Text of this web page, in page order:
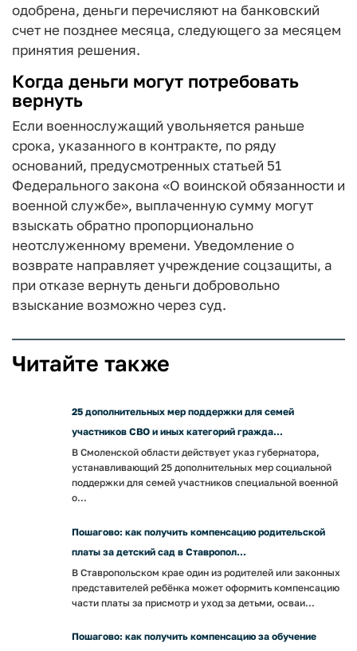
одобрена, деньги перечисляют на банковский
счет не позднее месяца, следующего за месяцем
принятия решения.
Когда деньги могут потребовать
вернуть
Если военнослужащий увольняется раньше
срока, указанного в контракте, по ряду
оснований, предусмотренных статьей 51
Федерального закона «О воинской обязанности и
военной службе», выплаченную сумму могут
взыскать обратно пропорционально
неотслуженному времени. Уведомление о
возврате направляет учреждение соцзащиты, а
при отказе вернуть деньги добровольно
взыскание возможно через суд.
Читайте также
25 дополнительных мер поддержки для семей
участников СВО и иных категорий гражда...
В Смоленской области действует указ губернатора,
устанавливающий 25 дополнительных мер социальной
поддержки для семей участников специальной военной
о...
Пошагово: как получить компенсацию родительской
платы за детский сад в Ставропол...
В Ставропольском крае один из родителей или законных
представителей ребёнка может оформить компенсацию
части платы за присмотр и уход за детьми, осваи...
Пошагово: как получить компенсацию за обучение